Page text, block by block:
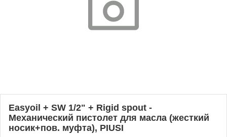
Easyoil + SW 1/2" + Rigid spout -
Механический пистолет для масла (жесткий
носик+пов. муфта), PIUSI